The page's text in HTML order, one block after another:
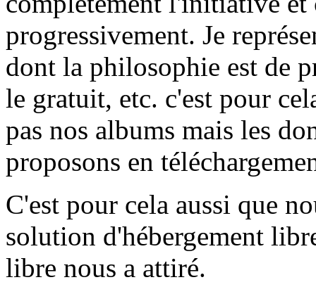
progressivement. Je
dont la philosophie est de
le gratuit, etc. c'est pour
pas nos albums mais les
proposons en
C'est pour cela aussi que
solution d'hébergement
libre nous a attiré.